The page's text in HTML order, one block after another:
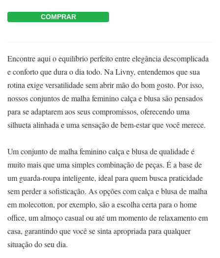
COMPRAR
Encontre aqui o equilíbrio perfeito entre elegância descomplicada
e conforto que dura o dia todo. Na Livny, entendemos que sua
rotina exige versatilidade sem abrir mão do bom gosto. Por isso,
nossos conjuntos de malha feminino calça e blusa são pensados
para se adaptarem aos seus compromissos, oferecendo uma
silhueta alinhada e uma sensação de bem-estar que você merece.
Um conjunto de malha feminino calça e blusa de qualidade é
muito mais que uma simples combinação de peças. É a base de
um guarda-roupa inteligente, ideal para quem busca praticidade
sem perder a sofisticação. As opções com calça e blusa de malha
em molecotton, por exemplo, são a escolha certa para o home
office, um almoço casual ou até um momento de relaxamento em
casa, garantindo que você se sinta apropriada para qualquer
situação do seu dia.